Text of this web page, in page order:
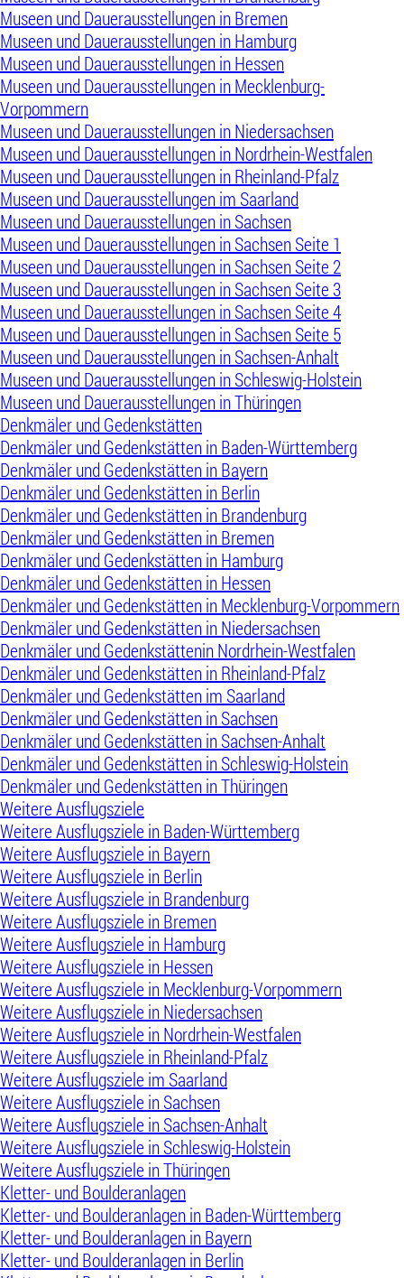
Museen und Dauerausstellungen in Bremen
Museen und Dauerausstellungen in Hamburg
Museen und Dauerausstellungen in Hessen
Museen und Dauerausstellungen in Mecklenburg-
Vorpommern
Museen und Dauerausstellungen in Niedersachsen
Museen und Dauerausstellungen in Nordrhein-Westfalen
Museen und Dauerausstellungen in Rheinland-Pfalz
Museen und Dauerausstellungen im Saarland
Museen und Dauerausstellungen in Sachsen
Museen und Dauerausstellungen in Sachsen Seite 1
Museen und Dauerausstellungen in Sachsen Seite 2
Museen und Dauerausstellungen in Sachsen Seite 3
Museen und Dauerausstellungen in Sachsen Seite 4
Museen und Dauerausstellungen in Sachsen Seite 5
Museen und Dauerausstellungen in Sachsen-Anhalt
Museen und Dauerausstellungen in Schleswig-Holstein
Museen und Dauerausstellungen in Thüringen
Denkmäler und Gedenkstätten
Denkmäler und Gedenkstätten in Baden-Württemberg
Denkmäler und Gedenkstätten in Bayern
Denkmäler und Gedenkstätten in Berlin
Denkmäler und Gedenkstätten in Brandenburg
Denkmäler und Gedenkstätten in Bremen
Denkmäler und Gedenkstätten in Hamburg
Denkmäler und Gedenkstätten in Hessen
Denkmäler und Gedenkstätten in Mecklenburg-Vorpommern
Denkmäler und Gedenkstätten in Niedersachsen
Denkmäler und Gedenkstättenin Nordrhein-Westfalen
Denkmäler und Gedenkstätten in Rheinland-Pfalz
Denkmäler und Gedenkstätten im Saarland
Denkmäler und Gedenkstätten in Sachsen
Denkmäler und Gedenkstätten in Sachsen-Anhalt
Denkmäler und Gedenkstätten in Schleswig-Holstein
Denkmäler und Gedenkstätten in Thüringen
Weitere Ausflugsziele
Weitere Ausflugsziele in Baden-Württemberg
Weitere Ausflugsziele in Bayern
Weitere Ausflugsziele in Berlin
Weitere Ausflugsziele in Brandenburg
Weitere Ausflugsziele in Bremen
Weitere Ausflugsziele in Hamburg
Weitere Ausflugsziele in Hessen
Weitere Ausflugsziele in Mecklenburg-Vorpommern
Weitere Ausflugsziele in Niedersachsen
Weitere Ausflugsziele in Nordrhein-Westfalen
Weitere Ausflugsziele in Rheinland-Pfalz
Weitere Ausflugsziele im Saarland
Weitere Ausflugsziele in Sachsen
Weitere Ausflugsziele in Sachsen-Anhalt
Weitere Ausflugsziele in Schleswig-Holstein
Weitere Ausflugsziele in Thüringen
Kletter- und Boulderanlagen
Kletter- und Boulderanlagen in Baden-Württemberg
Kletter- und Boulderanlagen in Bayern
Kletter- und Boulderanlagen in Berlin